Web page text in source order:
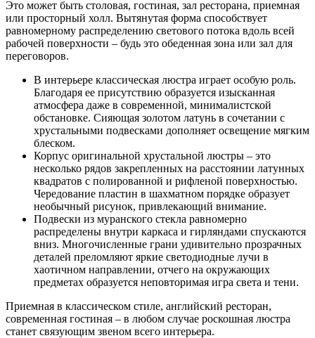
Это может быть столовая, гостиная, зал ресторана, приемная
или просторный холл. Вытянутая форма способствует
равномерному распределению светового потока вдоль всей
рабочей поверхности – будь это обеденная зона или зал для
переговоров.
В интерьере классическая люстра играет особую роль.
Благодаря ее присутствию образуется изысканная
атмосфера даже в современной, минималистской
обстановке. Сияющая золотом латунь в сочетании с
хрустальными подвесками дополняет освещение мягким
блеском.
Корпус оригинальной хрустальной люстры – это
несколько рядов закрепленных на расстоянии латунных
квадратов с полированной и рифленой поверхностью.
Чередование пластин в шахматном порядке образует
необычный рисунок, привлекающий внимание.
Подвески из муранского стекла равномерно
распределены внутри каркаса и гирляндами спускаются
вниз. Многочисленные грани удивительно прозрачных
деталей преломляют яркие светодиодные лучи в
хаотичном направлении, отчего на окружающих
предметах образуется неповторимая игра света и тени.
Приемная в классическом стиле, английский ресторан,
современная гостиная – в любом случае роскошная люстра
станет связующим звеном всего интерьера.